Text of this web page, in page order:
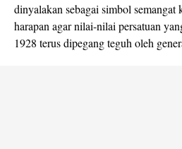
dinyalakan sebagai simbol semangat
harapan agar nilai-nilai persatuan
1928 terus dipegang teguh oleh